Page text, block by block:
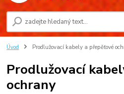
Úvod Prodlužovací kabely a přepěťové
Prodlužovací
ochrany